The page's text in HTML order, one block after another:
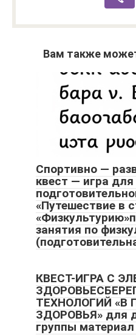
Вам также
Спортивно —
квест — игра для
«Путешествие в
занятия по
КВЕСТ-ИГРА С
ТЕХНОЛОГИЙ «В
ЗДОРОВЬЯ» для
группы